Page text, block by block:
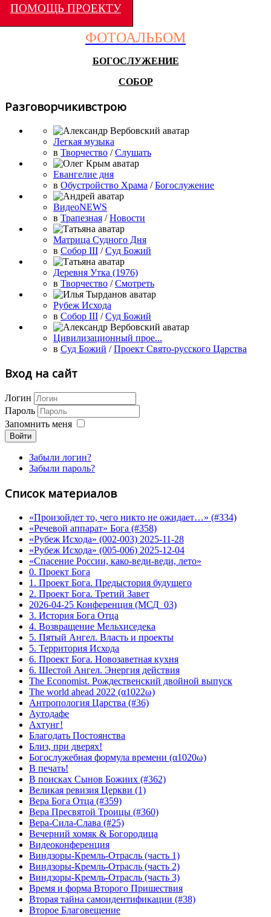
ПОМОЩЬ ПРОЕКТУ
ФОТОАЛЬБОМ
БОГОСЛУЖЕНИЕ
СОБОР
Разговорчикивстрою
Легкая музыка
в Творчество /Слушать
Евангелие дня
в Обустройство Храма /Богослужение
ВидеоNEWS
в Трапезная /Новости
Матрица Судного Дня
в Собор III /Суд Божий
Деревня Утка (1976)
в Творчество /Смотреть
Рубеж Исхода
в Собор III /Суд Божий
Цивилизационный прое...
в Суд Божий /Проект Свято-русского Царства
Вход на сайт
Логин
Пароль
Запомнить меня
Войти
Забыли логин?
Забыли пароль?
Список материалов
«Произойдет то, чего никто не ожидает…» (#334)
«Речевой аппарат» Бога (#358)
«Рубеж Исхода» (002-003) 2025-11-28
«Рубеж Исхода» (005-006) 2025-12-04
«Спасение России, како-веди-веди, лето»
0. Проект Бога
1. Проект Бога. Предыстория будущего
2. Проект Бога. Третий Завет
2026-04-25 Конференция (МСД_03)
3. История Бога Отца
4. Возвращение Мельхиседека
5. Пятый Ангел. Власть и проекты
5. Территория Исхода
6. Проект Бога. Новозаветная кухня
6. Шестой Ангел. Энергия действия
The Economist. Рождественский двойной выпуск
The world ahead 2022 (α1022ω)
Антропология Царства (#36)
Аутодафе
Ахтунг!
Благодать Постоянства
Близ, при дверях!
Богослужебная формула времени (α1020ω)
В печать!
В поисках Сынов Божиих (#362)
Великая ревизия Церкви (1)
Вера Бога Отца (#359)
Вера Пресвятой Троицы (#360)
Вера-Сила-Слава (#25)
Вечерний хомяк & Богородица
Видеоконференция
Виндзоры-Кремль-Отрасль (часть 1)
Виндзоры-Кремль-Отрасль (часть 2)
Виндзоры-Кремль-Отрасль (часть 3)
Время и форма Второго Пришествия
Вторая тайна самоидентификации (#38)
Второе Благовещение